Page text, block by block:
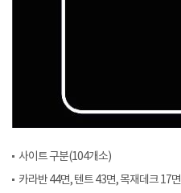
사이트 구분(104개소)
카라반 44면, 텐트 43면, 목재데크 17면